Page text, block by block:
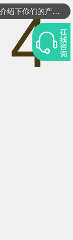
可以介绍下你们的产品么？